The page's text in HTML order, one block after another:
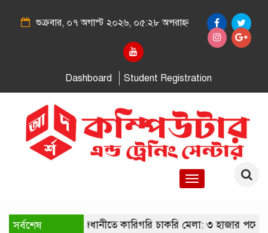
শুক্রবার, ০৭ অগাস্ট ২০২৬, ০৫:২৮ অপরাহ্ন
Dashboard Student Registration
Toggle
সর্বশেষ রাজধানীতে কারিগরি চাকরি মেলা: ৩ হাজার পদে